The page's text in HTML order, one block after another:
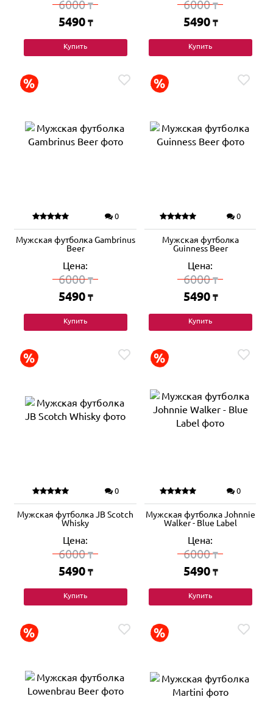
6000₸
5490 ₸
Купить
6000₸
5490 ₸
Купить
0
Мужская футболка Gambrinus
Beer
Цена:
6000₸
5490 ₸
Купить
0
Мужская футболка
Guinness Beer
Цена:
6000₸
5490 ₸
Купить
0
Мужская футболка JB Scotch
Whisky
Цена:
6000₸
5490 ₸
Купить
0
Мужская футболка Johnnie
Walker - Blue Label
Цена:
6000₸
5490 ₸
Купить